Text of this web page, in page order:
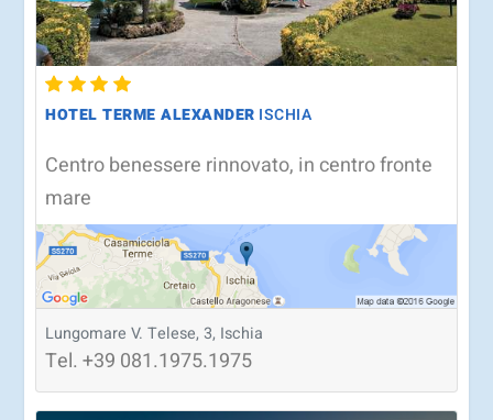
HOTEL TERME ALEXANDER ISCHIA
Centro benessere rinnovato, in centro fronte
mare
Lungomare V. Telese, 3, Ischia
Tel.+39 081.1975.1975